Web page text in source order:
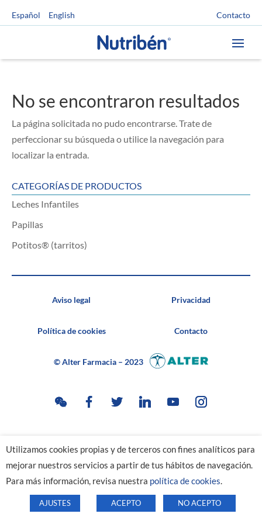
Español English Contacto
No se encontraron resultados
La página solicitada no pudo encontrarse. Trate de
perfeccionar su búsqueda o utilice la navegación para
localizar la entrada.
CATEGORÍAS DE PRODUCTOS
Leches Infantiles
Papillas
Potitos® (tarritos)
Aviso legal Privacidad
Política de cookies Contacto
© Alter Farmacia – 2023
Utilizamos cookies propias y de terceros con fines analíticos para
mejorar nuestros servicios a partir de tus hábitos de navegación.
Para más información, revisa nuestra política de cookies.
AJUSTES ACEPTO NO ACEPTO